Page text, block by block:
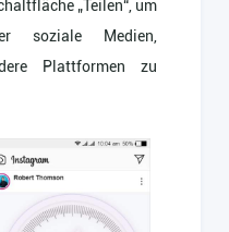
„Teilen“, um
soziale Medien,
Plattformen zu